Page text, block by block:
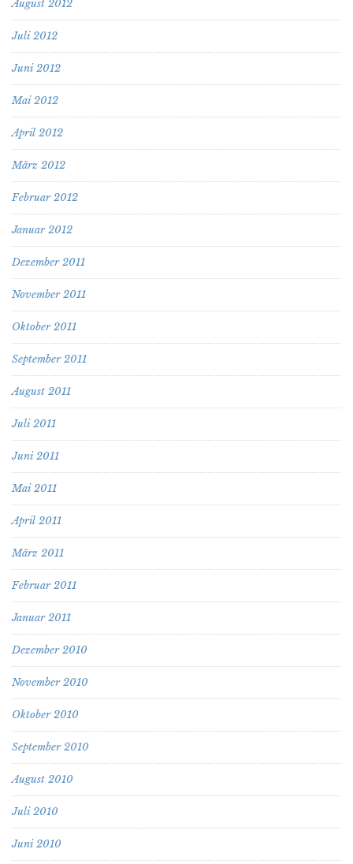
August 2012
Juli 2012
Juni 2012
Mai 2012
April 2012
März 2012
Februar 2012
Januar 2012
Dezember 2011
November 2011
Oktober 2011
September 2011
August 2011
Juli 2011
Juni 2011
Mai 2011
April 2011
März 2011
Februar 2011
Januar 2011
Dezember 2010
November 2010
Oktober 2010
September 2010
August 2010
Juli 2010
Juni 2010